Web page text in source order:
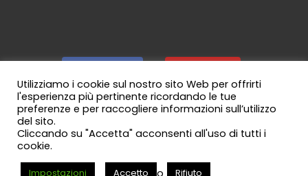
Guida Milazzo | Canale WhatsApp
Utilizziamo i cookie sul nostro sito Web per offrirti
l'esperienza più pertinente ricordando le tue
preferenze e per raccogliere informazioni sull’utilizzo
del sito.
Cliccando su "Accetta" acconsenti all'uso di tutti i
cookie.
Impostazioni Accetto o Rifiuto